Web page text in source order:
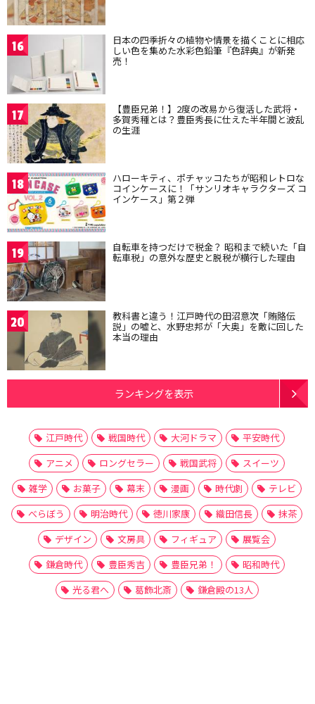
16 日本の四季折々の植物や情景を描くことに相応
しい色を集めた水彩色鉛筆『色辞典』が新発
売！
17 【豊臣兄弟！】2度の改易から復活した武将・
多賀秀種とは？豊臣秀長に仕えた半年間と波乱
の生涯
18 ハローキティ、ポチャッコたちが昭和レトロな
コインケースに！「サンリオキャラクターズ コ
インケース」第２弾
19 自転車を持つだけで税金？ 昭和まで続いた「自
転車税」の意外な歴史と脱税が横行した理由
20 教科書と違う！江戸時代の田沼意次「賄賂伝
説」の嘘と、水野忠邦が「大奥」を敵に回した
本当の理由
ランキングを表示
江戸時代 戦国時代 大河ドラマ
平安時代
アニメ
ロングセラー 戦国武将
スイーツ
雑学
お菓子 幕末 漫画 時代劇
テレビ
べらぼう
明治時代 徳川家康 織田信長
抹茶
デザイン
文房具 フィギュア
展覧会
鎌倉時代
豊臣秀吉 豊臣兄弟！
昭和時代
光る君へ
葛飾北斎 鎌倉殿の13人